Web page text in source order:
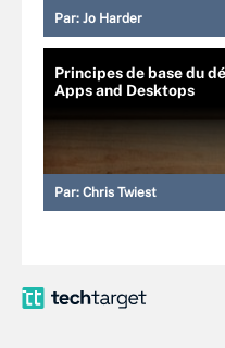
Par: Jo Harder
Principes de base du
Apps and Desktops
Par: Chris Twiest